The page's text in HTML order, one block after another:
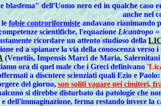
blasfema" dell'Uomo nero ed in qualche
anche nel
fobie controriformiste andavano rianimando
scientifiche, l'equazione Licantropo
ricordare un attento studioso della
ed a spianare la via della conoscenza
(Venetiis, Impensis Marci de Maria,
ora di quel male che i Greci definivano
a discutere scienziati quali Ezio e
del giorno,son soliti vagare nei cimiteri,
si direbbe disturbato da patologie che
dell'immaginazione, ferma restando invece